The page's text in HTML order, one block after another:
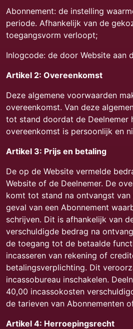
Abonnement: de instelling
periode. Afhankelijk van de
toegangsvorm verloopt;
Inlogcode: de door Website aan
Artikel 2: Overeenkomst
Deze algemene voorwaarden
overeenkomst. Van deze
tot stand doordat de Deelnemer
overeenkomst is persoonlijk en
Artikel 3: Prijs en betaling
De op de Website vermelde
Website of de Deelnemer. De
komt tot stand na ontvangst van
geval van een Abonnement
schrijven. Dit is afhankelijk van
verschuldigde bedrag na
de toegang tot de betaalde
incasseren van rekening of
betalingsverplichting. Dit
incassobureau inschakelen.
40,00 incassokosten
de tarieven van Abonnementen
Artikel 4: Herroepingsrecht